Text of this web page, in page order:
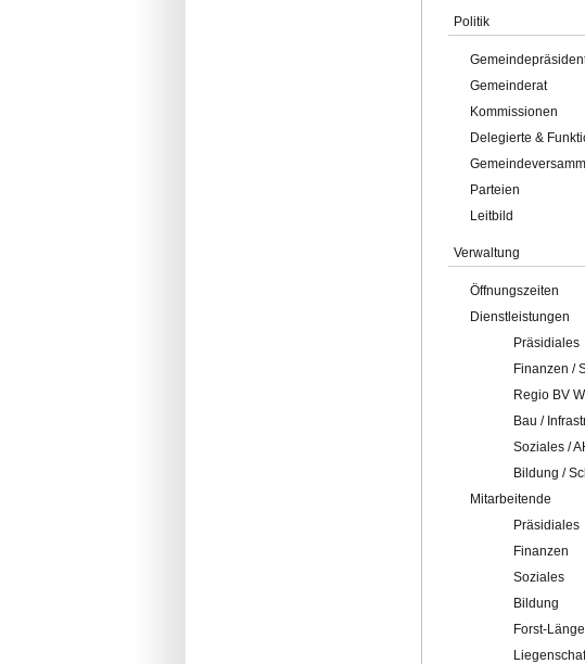
Politik
Gemeinderat
Kommissionen
Delegierte &
Parteien
Leitbild
Verwaltung
Öffnungszeiten
Dienstleistungen
Präsidiales
Finanzen /
Regio BV
Bau /
Soziales /
Bildung /
Mitarbeitende
Präsidiales
Finanzen
Soziales
Bildung
Forst-